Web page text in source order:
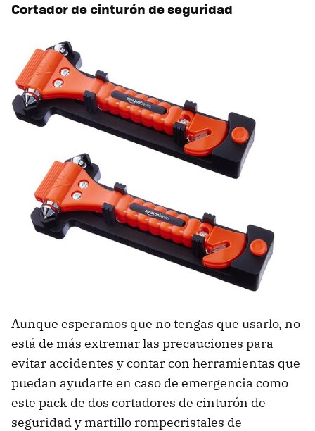
Cortador de cinturón de seguridad
Aunque esperamos que no tengas que usarlo, no
está de más extremar las precauciones para
evitar accidentes y contar con herramientas que
puedan ayudarte en caso de emergencia como
este pack de dos cortadores de cinturón de
seguridad y martillo rompecristales de